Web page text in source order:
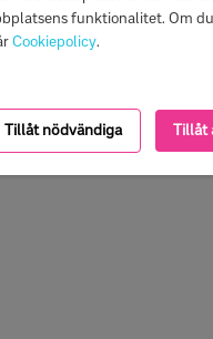
funktionalitet. Om
Cookiepolicy.
Tillåt nödvändiga Tillåt